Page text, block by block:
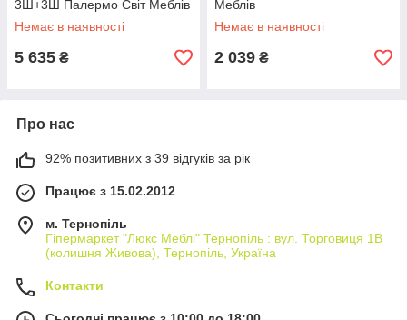
3Ш+3Ш Палермо Світ Меблів
Немає в наявності
5 635 ₴
Меблів
Немає в наявності
2 039 ₴
Про нас
92% позитивних з 39 відгуків за рік
Працює з 15.02.2012
м. Тернопіль
Гіпермаркет "Люкс Меблі" Тернопіль : вул. Торговиця 1В
(колишня Живова), Тернопіль, Україна
Контакти